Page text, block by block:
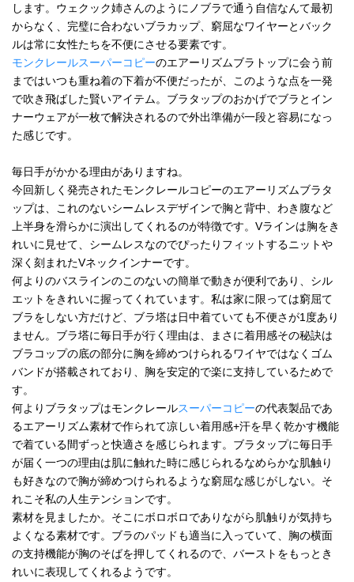
します。ウェクック姉さんのようにノブラで通う自信なんて最初
からなく、完璧に合わないブラカップ、窮屈なワイヤーとバック
ルは常に女性たちを不便にさせる要素です。
モンクレールスーパーコピーのエアーリズムブラトップに会う前
まではいつも重ね着の下着が不便だったが、このような点を一発
で吹き飛ばした賢いアイテム。ブラタップのおかげでブラとイン
ナーウェアが一枚で解決されるので外出準備が一段と容易になっ
た感じです。
毎日手がかかる理由がありますね。
今回新しく発売されたモンクレールコピーのエアーリズムブラタ
ップは、これのないシームレスデザインで胸と背中、わき腹など
上半身を滑らかに演出してくれるのが特徴です。Vラインは胸をき
れいに見せて、シームレスなのでぴったりフィットするニットや
深く刻まれたVネックインナーです。
何よりのバスラインのこのないの簡単で動きが便利であり、シル
エットをきれいに握ってくれています。私は家に限っては窮屈て
ブラをしない方だけど、ブラ塔は日中着ていても不便さが1度あり
ません。ブラ塔に毎日手が行く理由は、まさに着用感その秘訣は
ブラコップの底の部分に胸を締めつけられるワイヤではなくゴム
バンドが搭載されており、胸を安定的で楽に支持しているためで
す。
何よりブラタップはモンクレールスーパーコピーの代表製品であ
るエアーリズム素材で作られて凉しい着用感+汗を早く乾かす機能
で着ている間ずっと快適さを感じられます。ブラタップに毎日手
が届く一つの理由は肌に触れた時に感じられるなめらかな肌触り
も好きなので胸が締めつけられるような窮屈な感じがしない。そ
れこそ私の人生テンションです。
素材を見ましたか。そこにボロボロでありながら肌触りが気持ち
よくなる素材です。ブラのパッドも適当に入っていて、胸の横面
の支持機能が胸のそばを押してくれるので、バーストをもっとき
れいに表現してくれるようです。